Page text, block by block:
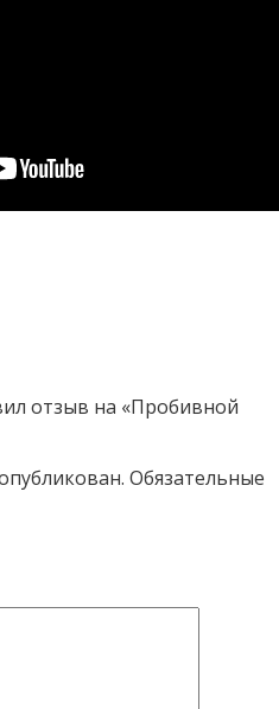
отзыв на «Пробивной
Обязательные